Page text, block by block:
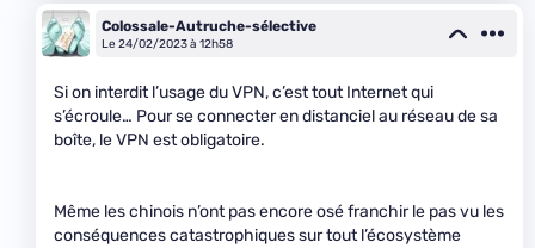
Colossale-Autruche-sélective
Le 24/02/2023 à 12h58
Si on interdit l’usage du VPN, c’est tout Internet qui
s’écroule… Pour se connecter en distanciel au réseau de sa
boîte, le VPN est obligatoire.
Même les chinois n’ont pas encore osé franchir le pas vu les
conséquences catastrophiques sur tout l’écosystème